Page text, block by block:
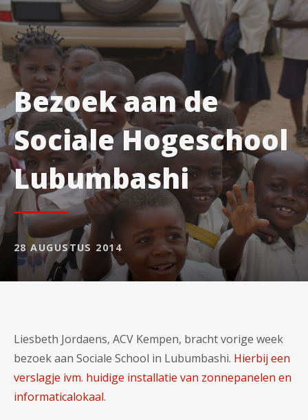
Bezoek aan de
Sociale Hogeschool
Lubumbashi
28 AUGUSTUS 2014
Liesbeth Jordaens, ACV Kempen, bracht vorige week
bezoek aan Sociale School in Lubumbashi. Hierbij een
verslagje ivm. huidige installatie van zonnepanelen en
informaticalokaal.